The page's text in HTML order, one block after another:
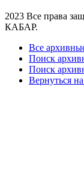
2023 Все права
КАБАР.
Все
Поиск
Поиск
Вернуться